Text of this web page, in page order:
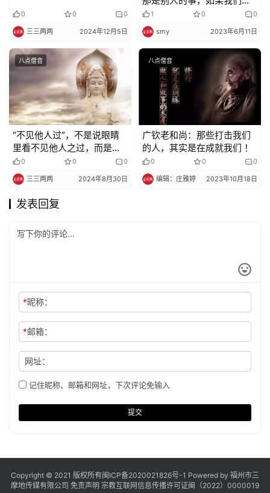
0 0 0
三三两两 2024年12月5日
来起烦恼，那就是自己的愚
痴
1 0 0
smy 2023年6月11日
八点僧音
“不见他人过”，不是说眼睛
里看不见他人之过，而是
说……
0 0 0
三三两两 2024年8月30日
八点僧音
广钦老和尚：那些打击我们
的人，其实是在成就我们 ！
0 0 0
编辑：庄雅婷 2023年10月18日
发表回复
*昵称：
*邮箱：
网址：
记住昵称、邮箱和网址，下次评论免输入
提交
Copyright © 2021 版权所有闽ICP备2020021826号-1 Powered by 福州市三
摩地传媒有限公司 免责声明 宗教互联网信息传播许可证闽（2022）0000019